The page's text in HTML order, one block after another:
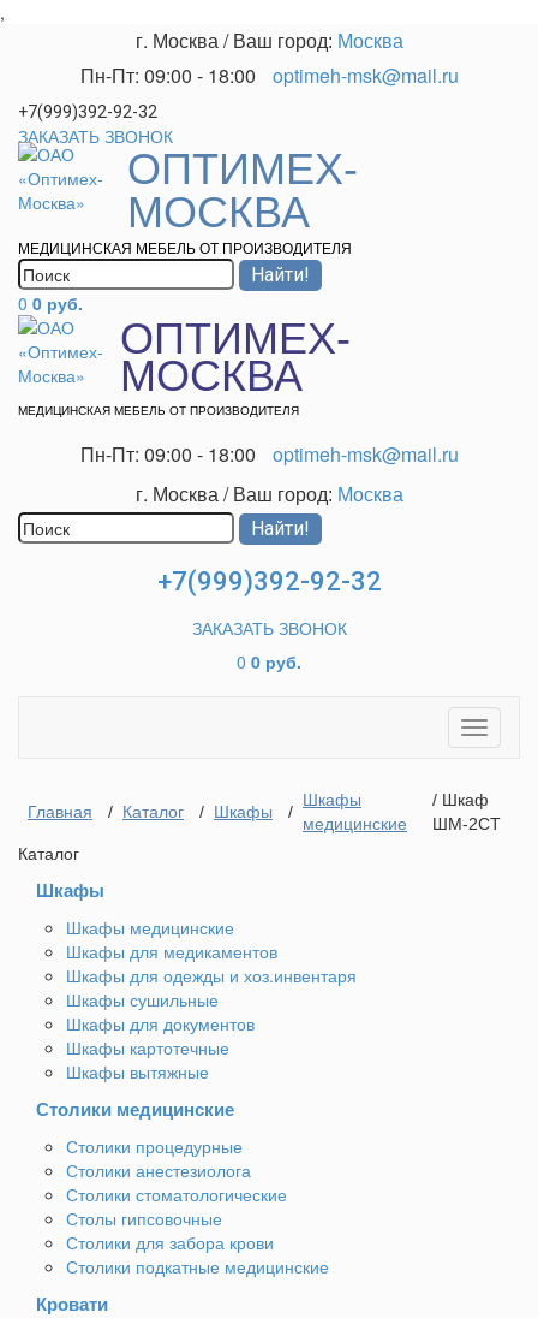
,
г. Москва/ Ваш город: Москва
Пн-Пт: 09:00 - 18:00 optimeh-msk@mail.ru
+7(999)392-92-32
ЗАКАЗАТЬ ЗВОНОК
ОПТИМЕХ-
МОСКВА
МЕДИЦИНСКАЯ МЕБЕЛЬ ОТ ПРОИЗВОДИТЕЛЯ
0 0 руб.
ОПТИМЕХ-
МОСКВА
МЕДИЦИНСКАЯ МЕБЕЛЬ ОТ ПРОИЗВОДИТЕЛЯ
Пн-Пт: 09:00 - 18:00
optimeh-msk@mail.ru
г. Москва/ Ваш город: Москва
+7(999)392-92-32
ЗАКАЗАТЬ ЗВОНОК
0 0 руб.
Toggle
Главная / Каталог / Шкафы /
Шкафы
медицинские
/ Шкаф
ШМ-2СТ
Каталог
Шкафы
Шкафы медицинские
Шкафы для медикаментов
Шкафы для одежды и хоз.инвентаря
Шкафы сушильные
Шкафы для документов
Шкафы картотечные
Шкафы вытяжные
Столики медицинские
Столики процедурные
Столики анестезиолога
Столики стоматологические
Столы гипсовочные
Столики для забора крови
Столики подкатные медицинские
Кровати